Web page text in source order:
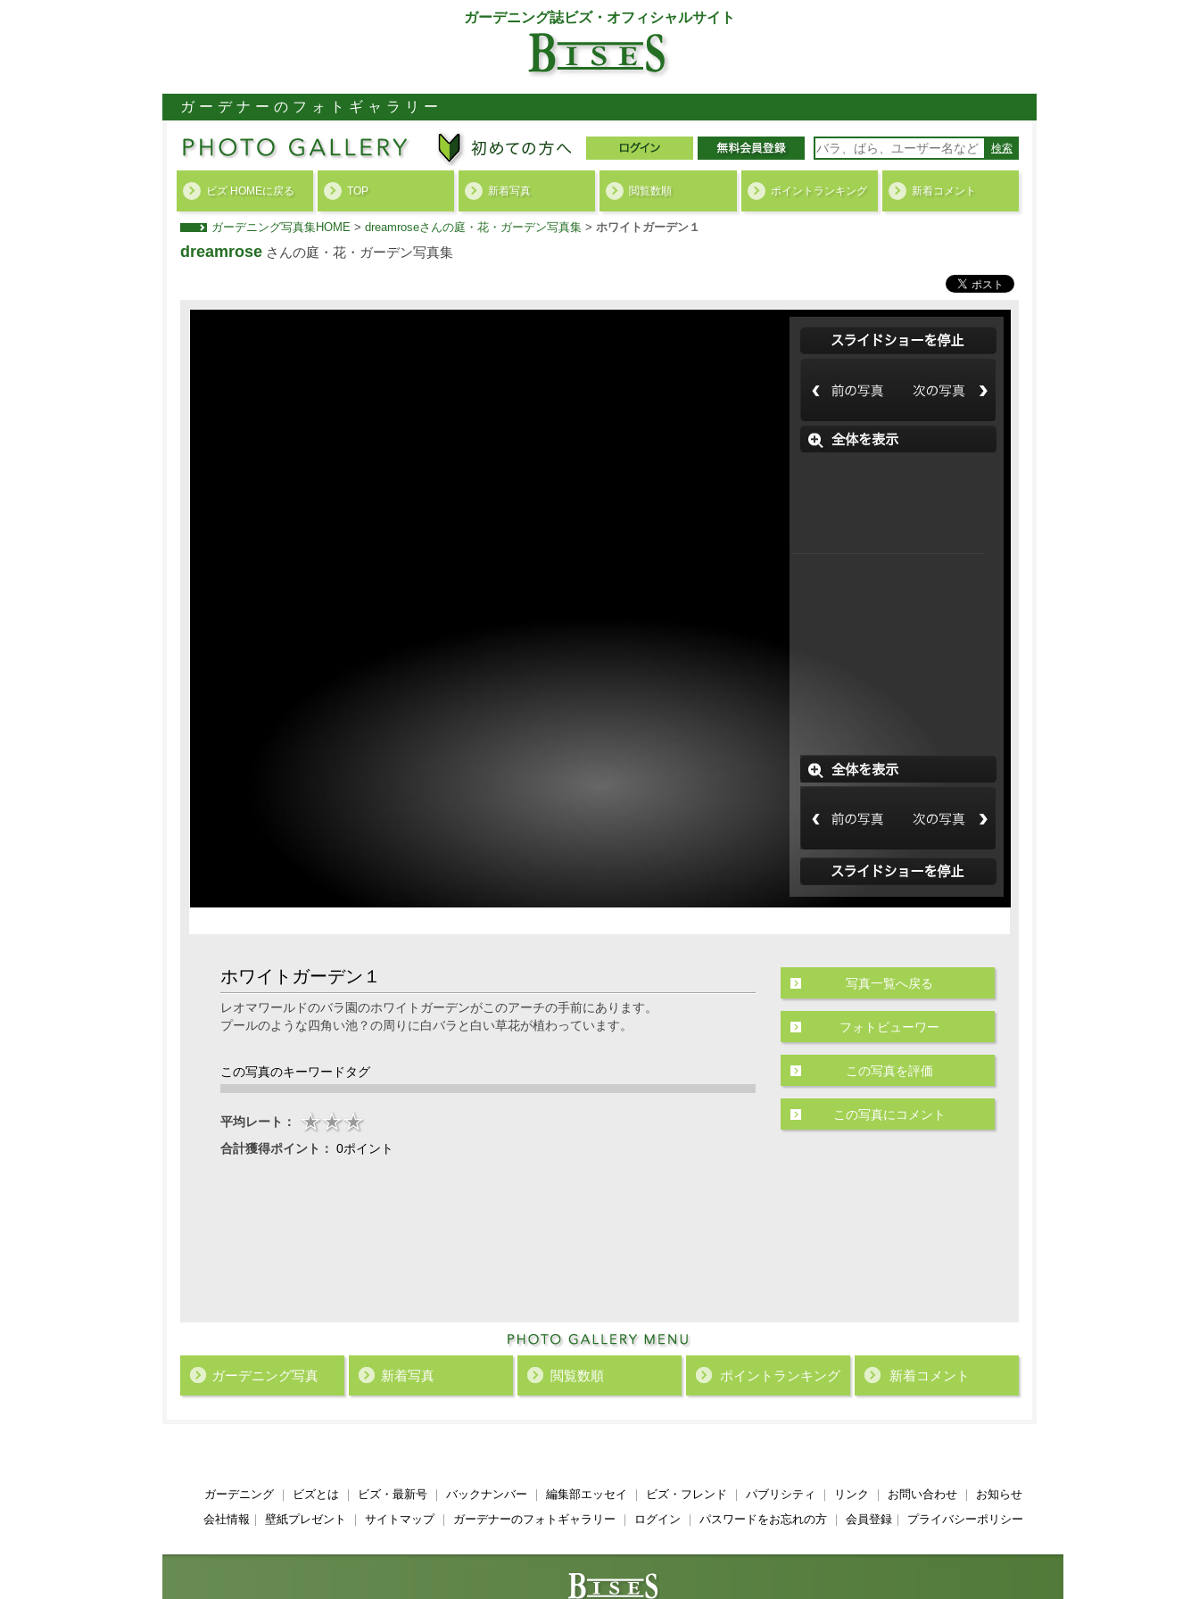
ガーデニング誌ビズ・オフィシャルサイト
ガーデナーのフォトギャラリー
検索
ビズ HOMEに戻る TOP 新着写真 閲覧数順 ポイント ランキング 新着コメント
ガーデニング写真集HOME > dreamroseさんの庭・花・ガーデン写真集 > ホワイトガーデン１
dreamrose さんの庭・花・ガーデン写真集
ホワイトガーデン１
レオマワールドのバラ園のホワイトガーデンがこのアーチの手前にあります。
プールのような四角い池？の周りに白バラと白い草花が植わっています。
この写真のキーワードタグ
平均レート：
合計獲得ポイント： 0ポイント
写真一覧へ戻る
フォトビューワー
この写真を評価
この写真にコメント
ガーデニング写真 新着写真 閲覧数順 ポイント ランキング 新着コメント
ガーデニング｜ ビズとは ビズ・最新号｜ バックナンバー 編集部エッセイ ビズ・フレンド パブリシティ リンク お問い合わせ｜ お知らせ
会社情報
壁紙プレゼント サイトマップ｜ ガーデナーのフォトギャラリー ログイン パスワードをお忘れの方｜ 会員登録｜ プライバシーポリシー